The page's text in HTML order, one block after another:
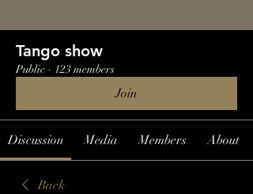
Tango show
Public · 123 members
Join
Discussion Media Members About
Back